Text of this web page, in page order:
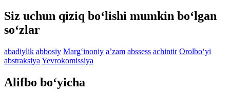
Siz uchun qiziq bo‘lishi mumkin bo‘lgan
so‘zlar
abadiylik abbosiy Marg‘inoniy aʼzam abssess achintir Orolbo‘yi
abstraksiya Yevrokomissiya
Alifbo bo‘yicha